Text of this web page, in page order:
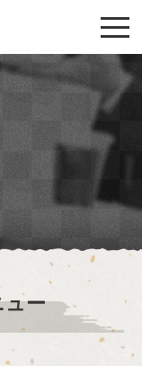
ー